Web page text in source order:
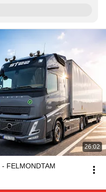
26:02
FELMONDTAM